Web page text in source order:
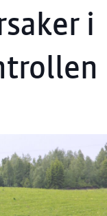
i